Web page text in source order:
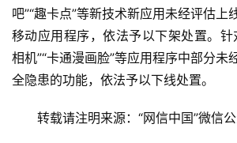
吧”“趣卡点”等新技术新应用未经评估上
移动应用程序，依法予以下架处置。针
相机”“卡通漫画脸”等应用程序中部分未
全隐患的功能，依法予以下线处置。
转载请注明来源：“网信中国”微信